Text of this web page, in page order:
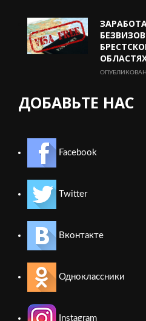
ОБЛАСТЯХ
ДОБАВЬТЕ НАС
Facebook
Twitter
Вконтакте
Одноклассники
Instagram